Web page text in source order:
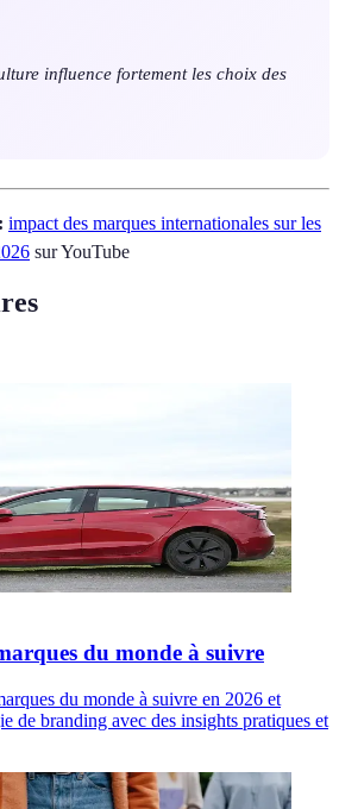
influence fortement les choix des
impact des marques internationales sur les
sur YouTube
du monde à suivre
du monde à suivre en 2026 et
de branding avec des insights pratiques et